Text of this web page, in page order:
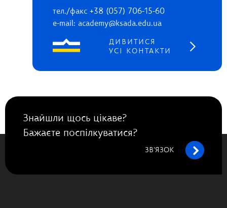
тел./факс +38 (057) 706-15-60
e-mail: academy@ksada.edu.ua
ДИВИТИСЯ
УСІ КОНТАКТИ
Знайшли щось цікаве?
Бажаєте поспілкуватися?
ЗВ’ЯЗОК